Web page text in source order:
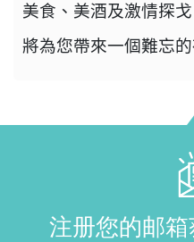
美食、美酒及激情探戈
將為您帶來一個難忘
注册您的邮